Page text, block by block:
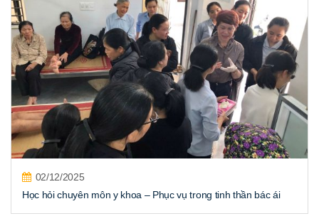
02/12/2025
Học hỏi chuyên môn y khoa – Phục vụ trong tinh thần bác ái